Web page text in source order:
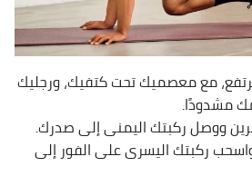
مع معصميك تحت كتفيك، ورجليك
مشدودًا.
ركبتك اليسرى على الفور إلى